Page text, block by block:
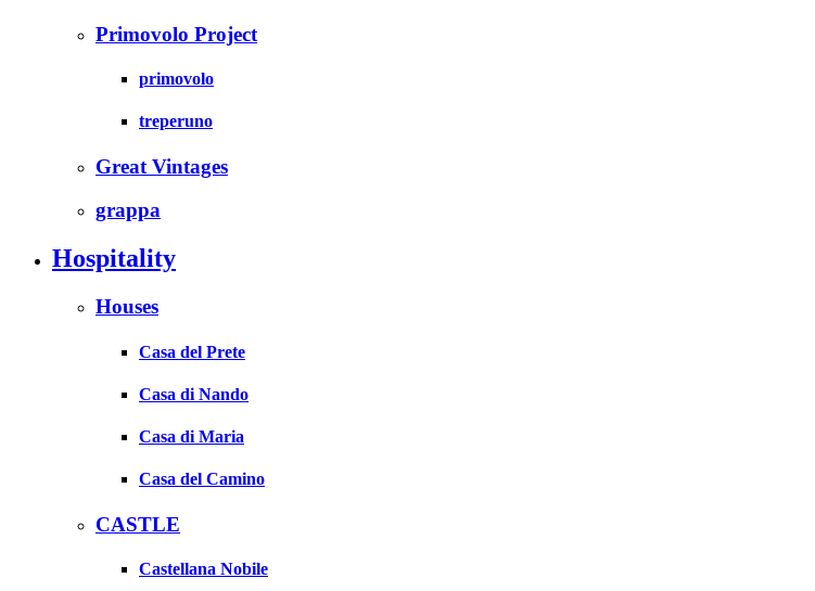
Primovolo Project
primovolo
treperuno
Great Vintages
grappa
Hospitality
Houses
Casa del Prete
Casa di Nando
Casa di Maria
Casa del Camino
CASTLE
Castellana Nobile